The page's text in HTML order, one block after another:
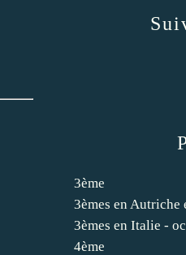
3ème
3èmes en Autriche
3èmes en Italie -
4ème